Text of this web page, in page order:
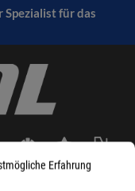
für das
Erfahrung